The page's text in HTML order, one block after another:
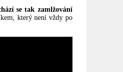
se tak zamlžování
který není vždy po